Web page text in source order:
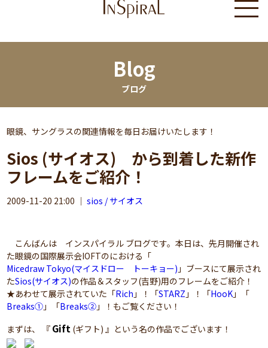
Blog
ブログ
眼鏡、サングラスの関連情報を毎日お届けいたします！
Sios (サイオス) から到着した新作
フレームをご紹介！
2009-11-20 21:00 ｜sios / サイオス
こんばんは インスパイラル ブログです。本日は、先月開催され
た眼鏡の国際展示会IOFTのにおける「
Micedraw Tokyo(マイスドロー トーキョー) 」ブースにて展示され
たSios(サイオス)の作品＆スタッフ(吉野)用のフレームをご紹介！
★あわせて展示されていた「Rich 」！「STARZ 」！「HooK」「
Breaks① 」「Breaks② 」！もご覧ください！
まずは、 『 Gift (ギフト) 』という名の作品でございます！